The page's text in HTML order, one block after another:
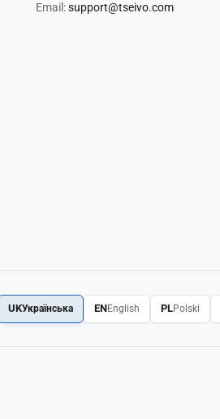
Email:support@tseivo.com
UKУкраїнська ENEnglish PLPolski